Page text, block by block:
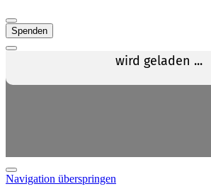
Spenden
Navigation überspringen